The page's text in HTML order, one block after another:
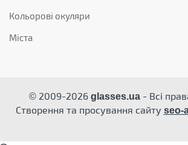
Кольорові окуляри
Міста
© 2009-2026 glasses.ua - Всі
Створення та просування сайту seo-